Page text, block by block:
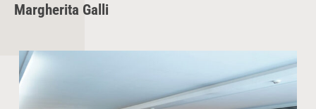
Margherita Galli